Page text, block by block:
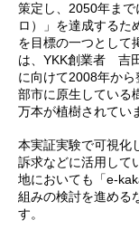
策定し、2050年ま
ロ）」を達成するた
を目標の一つとして
は、YKK創業者 吉
に向けて2008年か
部市に原生している
万本が植樹されてい
本実証実験で可視化
訴求などに活用して
地においても「e-
組みの検討を進める
す。